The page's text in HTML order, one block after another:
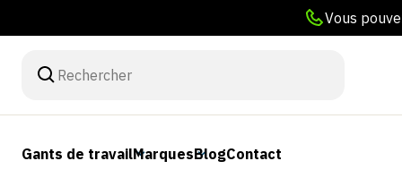
Vous
Gants de travailMarquesBlogContact